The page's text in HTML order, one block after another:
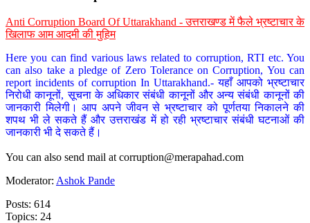
Anti Corruption Board Of Uttarakhand - उत्तराखण्ड में फैले भ्रष्टाचार के
खिलाफ आम आदमी की मुहिम
Here you can find various laws related to corruption, RTI etc. You
can also take a pledge of Zero Tolerance on Corruption, You can
report incidents of corruption In Uttarakhand.- यहाँ आपको भ्रष्टाचार
निरोधी कानूनों, सूचना के अधिकार संबंधी कानूनों और अन्य संबंधी कानूनों की
जानकारी मिलेगी। आप अपने जीवन से भ्रष्टाचार को पूर्णतया निकालने की
शपथ भी ले सकते हैं और उत्तराखंड में हो रही भ्रष्टाचार संबंधी घटनाओं की
जानकारी भी दे सकते हैं।
You can also send mail at corruption@merapahad.com
Moderator: Ashok Pande
Posts: 614
Topics: 24